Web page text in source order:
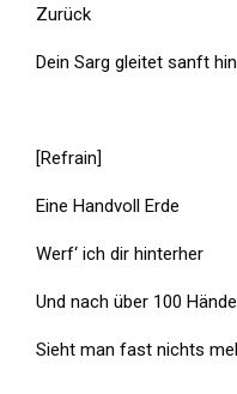
Zurück
Dein Sarg gleitet sanft
[Refrain]
Eine Handvoll Erde
Werf‘ ich dir hinterher
Und nach über 100
Sieht man fast nichts